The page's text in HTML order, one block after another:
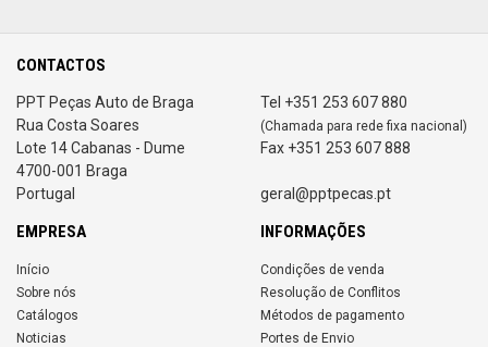
CONTACTOS
PPT Peças Auto de Braga
Rua Costa Soares
Lote 14 Cabanas - Dume
4700-001 Braga
Portugal
Tel +351 253 607 880
(Chamada para rede fixa nacional)
Fax +351 253 607 888
geral@pptpecas.pt
EMPRESA
Início
Sobre nós
Catálogos
Noticias
INFORMAÇÕES
Condições de venda
Resolução de Conflitos
Métodos de pagamento
Portes de Envio